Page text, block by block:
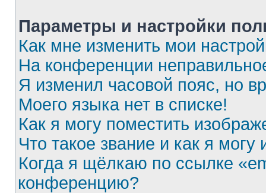
Параметры и настройки
Как мне изменить мои
На конференции
Я изменил часовой пояс, но
Моего языка нет в списке!
Как я могу поместить
Что такое звание и как я могу
Когда я щёлкаю по ссылке
конференцию?